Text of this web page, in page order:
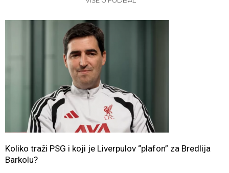
Koliko traži PSG i koji je Liverpulov “plafon” za Bredlija
Barkolu?